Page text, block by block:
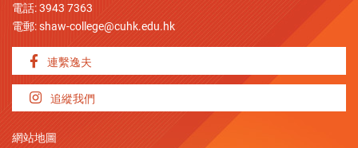
電話: 3943 7363
電郵:shaw-college@cuhk.edu.hk
連繫逸夫
追縱我們
網站地圖